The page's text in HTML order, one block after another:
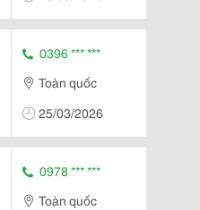
0396 *** ***
Toàn quốc
25/03/2026
0978 *** ***
Toàn quốc